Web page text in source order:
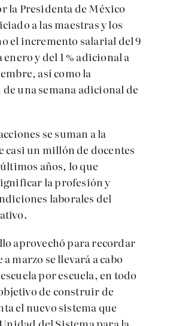
la Presidenta de México
a las maestras y los
el incremento salarial del 9
y del 1 % adicional a
así como la
una semana adicional de
se suman a la
casi un millón de docentes
años, lo que
la profesión y
laborales del
aprovechó para recordar
marzo se llevará a cabo
por escuela, en todo
de construir de
el nuevo sistema que